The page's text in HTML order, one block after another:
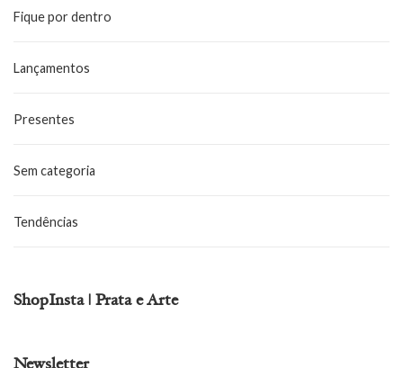
Fique por dentro
Lançamentos
Presentes
Sem categoria
Tendências
ShopInsta | Prata e Arte